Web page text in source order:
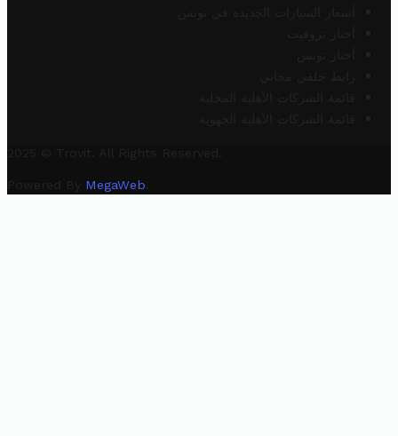
أسعار السيارات الجديدة في تونس
أخبار تروفيت
أخبار تونس
رابط خلفي مجاني
قائمة الشركات الأهلية المحلية
قائمة الشركات الأهلية الجهوية
2025 © Trovit. All Rights Reserved.
Powered By MegaWeb